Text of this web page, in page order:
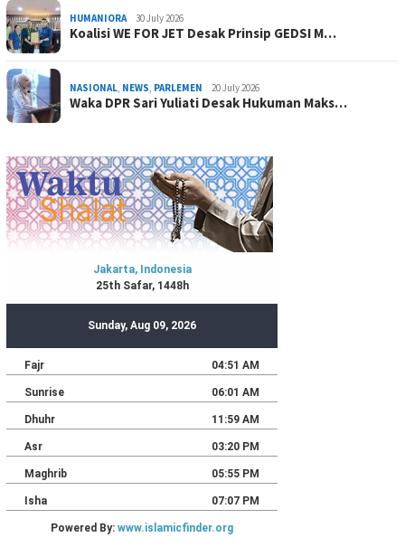
HUMANIORA 30 July 2026
Koalisi WE FOR JET Desak Prinsip GEDSI M…
NASIONAL NEWS PARLEMEN 20 July 2026
Waka DPR Sari Yuliati Desak Hukuman Maks…